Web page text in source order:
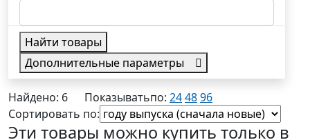
Найти товары
Дополнительные параметры
Найдено: 6 Показыватьпо: 244896
Сортировать по:
Эти товары можно купить только в